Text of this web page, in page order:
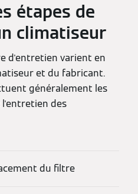
étapes de
climatiseur
d'entretien varient en
et du fabricant.
généralement les
des
du filtre